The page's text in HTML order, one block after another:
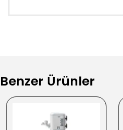
Benzer Ürünler